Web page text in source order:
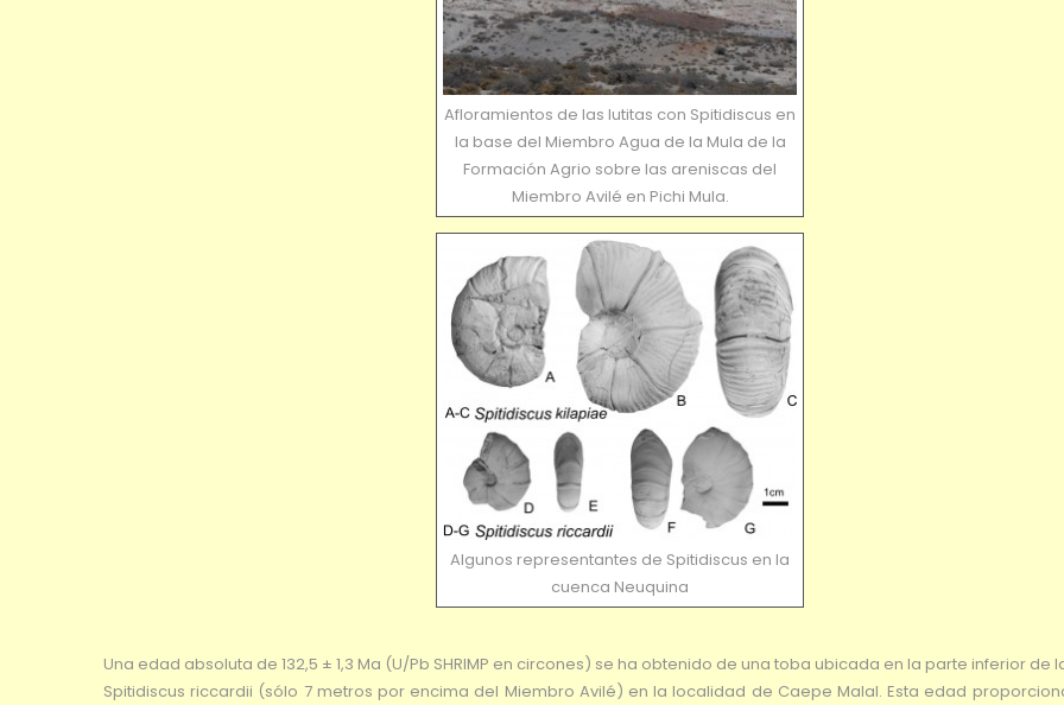
Afloramientos de las lutitas con Spitidiscus en
la base del Miembro Agua de la Mula de la
Formación Agrio sobre las areniscas del
Miembro Avilé en Pichi Mula.
Algunos representantes de Spitidiscus en la
cuenca Neuquina
Una edad absoluta de 132,5 ± 1,3 Ma (U/Pb SHRIMP en circones) se ha obtenido de una toba ubicada en la parte inferior de
Spitidiscus riccardii (sólo 7 metros por encima del Miembro Avilé) en la localidad de Caepe Malal. Esta edad